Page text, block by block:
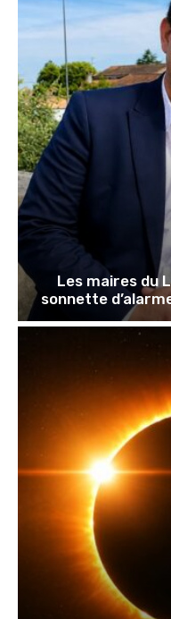
Les maires du
sonnette